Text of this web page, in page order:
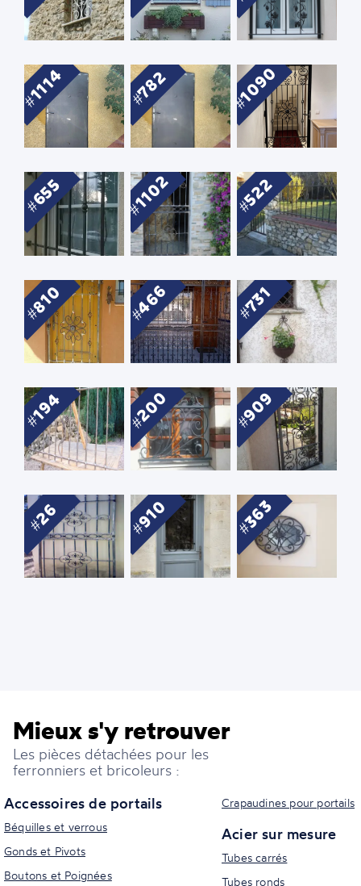
1114 782 1090
655 1102 522
810 466 731
194 200 909
26 910 363
Mieux s'y retrouver
Les pièces détachées pour les
ferronniers et bricoleurs :
Accessoires de portails
Béquilles et verrous
Gonds et Pivots
Boutons et Poignées
Crapaudines pour portails
Acier sur mesure
Tubes carrés
Tubes ronds